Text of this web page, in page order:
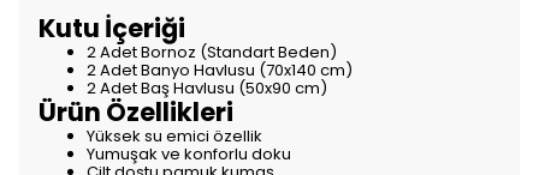
Kutu İçeriği
2 Adet Bornoz (Standart Beden)
2 Adet Banyo Havlusu (70x140 cm)
2 Adet Baş Havlusu (50x90 cm)
Ürün Özellikleri
Yüksek su emici özellik
Yumuşak ve konforlu doku